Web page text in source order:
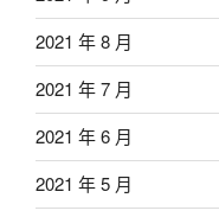
2021 年 8 月
2021 年 7 月
2021 年 6 月
2021 年 5 月